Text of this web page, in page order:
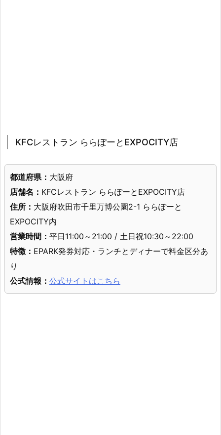
KFCレストラン ららぽーとEXPOCITY店
都道府県： 大阪府
店舗名： KFCレストラン ららぽーとEXPOCITY店
住所： 大阪府吹田市千里万博公園2-1 ららぽーと
EXPOCITY内
営業時間： 平日11:00～21:00 / 土日祝10:30～22:00
特徴： EPARK発券対応・ランチとディナーで料金区分あ
り
公式情報： 公式サイトはこちら